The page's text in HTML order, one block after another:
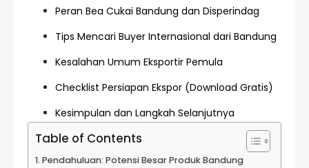
Peran Bea Cukai Bandung dan Disperindag
Tips Mencari Buyer Internasional dari Bandung
Kesalahan Umum Eksportir Pemula
Checklist Persiapan Ekspor (Download Gratis)
Kesimpulan dan Langkah Selanjutnya
Table of Contents
Pendahuluan: Potensi Besar Produk Bandung